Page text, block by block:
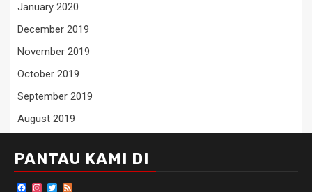
January 2020
December 2019
November 2019
October 2019
September 2019
August 2019
PANTAU KAMI DI
Facebook
Instagram
Twitter